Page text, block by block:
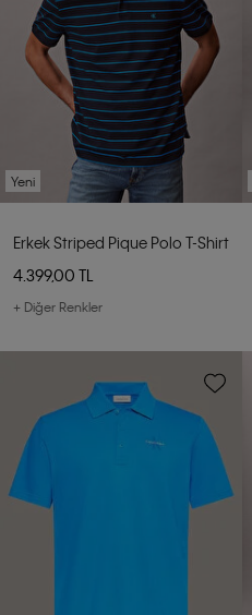
Yeni
Erkek Striped Pique Polo T-Shirt
4.399,00 TL
+ Diğer Renkler